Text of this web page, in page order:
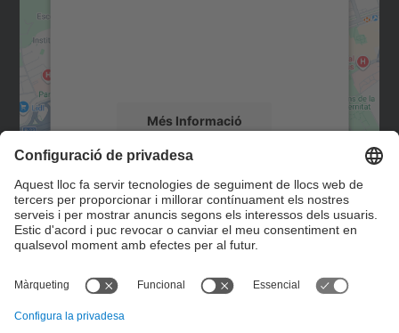
Més Informació
powered byUsercentrics Consent
Management Platform
Contacte
Formulari de contacte